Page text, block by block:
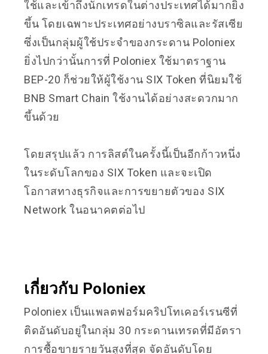
ใช้และเข้าถึงนักเทรดในต่างประเทศได้มากยิ่ง
ขึ้น โดยเฉพาะประเทศอย่างบราซิลและรัสเซีย
ซึ่งเป็นกลุ่มผู้ใช้ประจำของกระดาน Poloniex
ยิ่งไปกว่านั้นการที่ Poloniex ใช้มาตราฐาน
BEP-20 ก็ช่วยให้ผู้ใช้งาน SIX Token ที่นิยมใช้
BNB Smart Chain ใช้งานได้อย่างสะดวกมาก
ขึ้นด้วย
โดยสรุปแล้ว การลิสต์ในครั้งนี้เป็นอีกก้าวหนึ่ง
ในระดับโลกของ SIX Token และจะเปิด
โอกาสทางธุรกิจและการขยายตัวของ SIX
Network ในอนาคตต่อไป
เกี่ยวกับ Poloniex
Poloniex เป็นแพลตฟอร์มคริปโทเคอร์เรนซีที่
ติดอันดับอยู่ในกลุ่ม 30 กระดานเทรดที่มีอัตรา
การซื้อขายรายวันสูงที่สุด จัดอันดับโดย